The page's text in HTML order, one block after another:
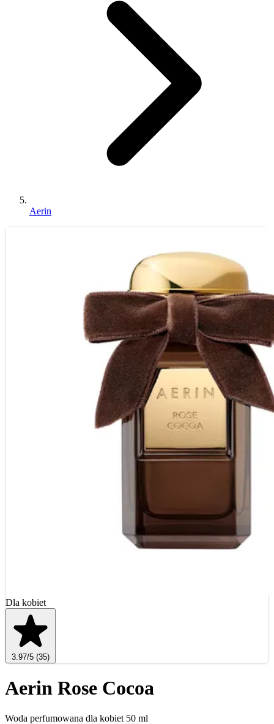
Aerin
Dla kobiet
3.97/5 (35)
Aerin Rose Cocoa
Woda perfumowana dla kobiet 50 ml